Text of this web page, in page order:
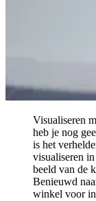
Visualiseren
heb je nog
is het
visualiseren
beeld van de
Benieuwd
winkel voor